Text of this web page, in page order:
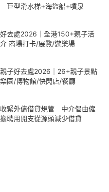
巨型滑水梯+海盜船+噴泉
去處2026｜全港150+親子活
商場打卡/展覽/遊樂場
子好去處2026｜26+親子景點
園/博物館/快閃店/餐廳
緊外傭借貸規管 中介倡由僱
聘用開支從源頭減少借貸